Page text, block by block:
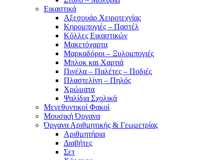
Εικαστικά
Αξεσουάρ Χειροτεχνίας
Κηρομπογιές – Παστέλ
Κόλλες Εικαστικών
Μακετόχαρτα
Μαρκαδόροι – Ξυλομπογιές
Μπλοκ και Χαρτιά
Πινέλα – Παλέτες – Ποδιές
Πλαστελίνη – Πηλός
Χρώματα
Ψαλίδια Σχολικά
Μεγεθυντικοί Φακοί
Μουσική Όργανα
Όργανα Αριθμητικής & Γεωμετρίας
Αριθμητήρια
Διαβήτες
Σετ